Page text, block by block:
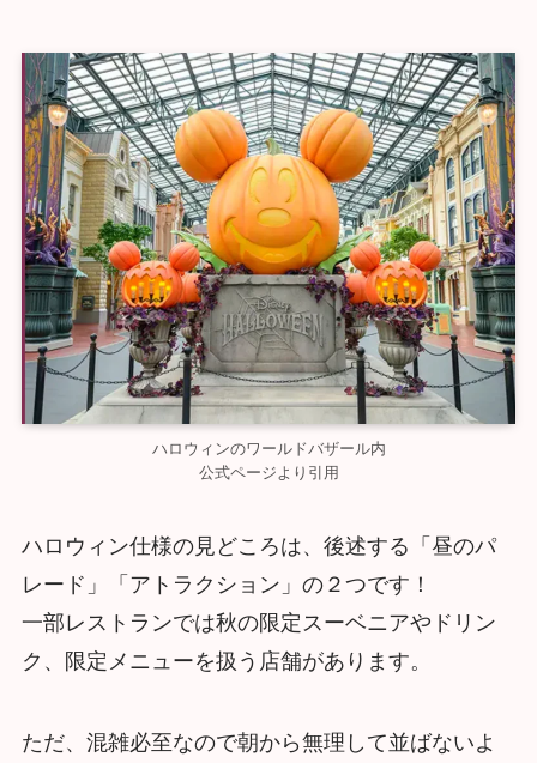
ハロウィンのワールドバザール内
公式ページより引用
ハロウィン仕様の見どころは、後述する「昼のパ
レード」「アトラクション」の２つです！
一部レストランでは秋の限定スーベニアやドリン
ク、限定メニューを扱う店舗があります。
ただ、混雑必至なので朝から無理して並ばないよ